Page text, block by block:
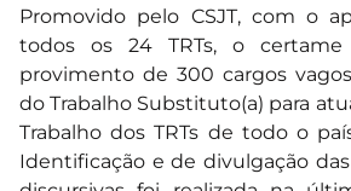
Promovido pelo CSJT, com o
todos os 24 TRTs, o
provimento de 300 cargos
do Trabalho Substituto(a) para
Trabalho dos TRTs de todo o
Identificação e de divulgação